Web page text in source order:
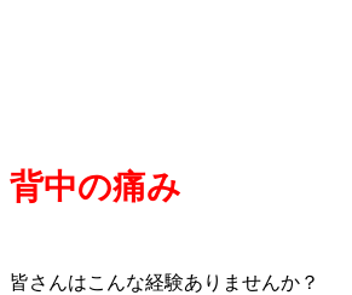
背中の痛み
皆さんはこんな経験ありませんか？